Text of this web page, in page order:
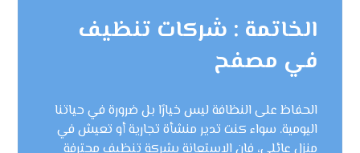
الخاتمة : شركات تنظيف
في مصفح
الحفاظ على النظافة ليس خيارًا بل ضرورة في حياتنا
اليومية. سواء كنت تدير منشأة تجارية أو تعيش في